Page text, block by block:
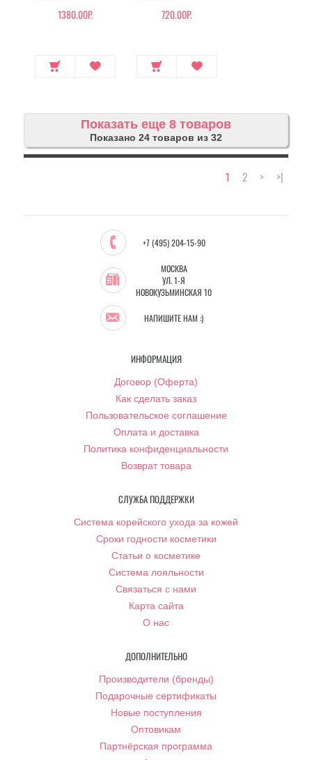
1380.00Р. 720.00Р.
Показать еще 8 товаров
Показано 24 товаров из 32
1 2 > >|
+7 (495) 204-15-90
МОСКВА
УЛ. 1-Я
НОВОКУЗЬМИНСКАЯ 10
НАПИШИТЕ НАМ :)
ИНФОРМАЦИЯ
Договор (Оферта)
Как сделать заказ
Пользовательское соглашение
Оплата и доставка
Политика конфиденциальности
Возврат товара
СЛУЖБА ПОДДЕРЖКИ
Система корейского ухода за кожей
Сроки годности косметики
Статьи о косметике
Система лояльности
Связаться с нами
Карта сайта
О нас
ДОПОЛНИТЕЛЬНО
Производители (бренды)
Подарочные сертификаты
Новые поступления
Оптовикам
Партнёрская программа